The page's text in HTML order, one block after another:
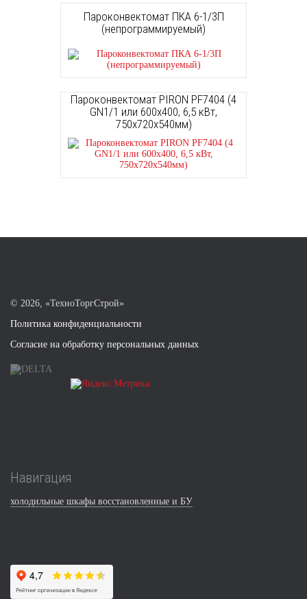
Пароконвектомат ПКА 6-1/3П
(непрограммируемый)
Пароконвектомат PIRON PF7404 (4
GN1/1 или 600х400, 6,5 кВт,
750x720x540мм)
© 2026, «ТехноТоргСтрой»
Политика конфиденциальности
Согласие на обработку персональных данных
Навигация
холодильные шкафы восстановленные и БУ